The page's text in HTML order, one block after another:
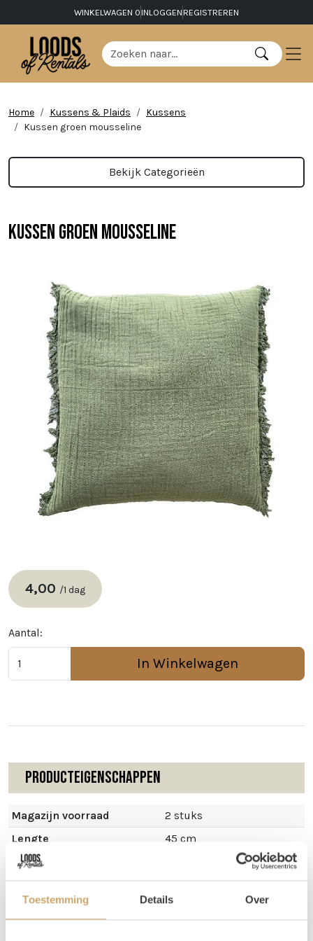
Toestemming Details Over
WINKELWAGEN 0 INLOGGEN REGISTREREN
Home Kussens & Plaids
Kussens
Kussen groen mousseline
Bekijk Categorieën
Kussen groen mousseline
4,00 /1 dag
Aantal:
In Winkelwagen
Producteigenschappen
Magazijn voorraad
2 stuks
Lengte
45 cm
Breedte